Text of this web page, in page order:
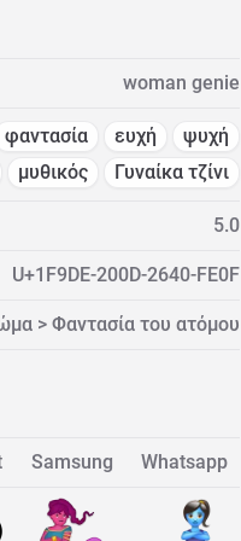
woman genie
φαντασία ευχή
ψυχή
μυθικός Γυναίκα τζίνι
5.0
U+1F9DE-200D-2640-FE0F
> Φαντασία του ατόμου
Samsung Whatsapp